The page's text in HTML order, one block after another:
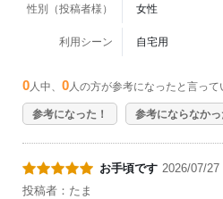
性別（投稿者様） 女性
利用シーン 自宅用
0 人中、 0 人の方が参考になったと言って
参考になった！ 参考にならなかっ
お手頃です 2026/07/27
投稿者：たま